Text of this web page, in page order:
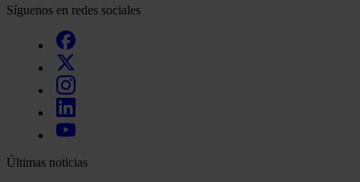
Síguenos en redes sociales
Últimas noticias